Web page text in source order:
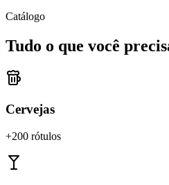
Catálogo
Tudo o que você
Cervejas
+200 rótulos